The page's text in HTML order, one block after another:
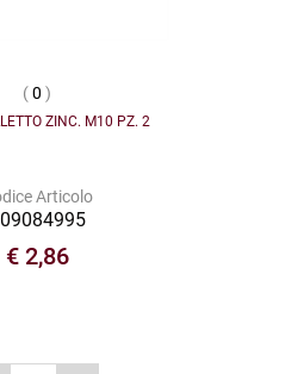
(0 )
ZINC. M10 PZ. 2
Articolo
€ 2,86